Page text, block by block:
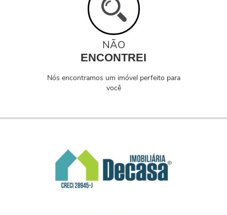
NÃO
ENCONTREI
Nós encontramos um imóvel perfeito para
você